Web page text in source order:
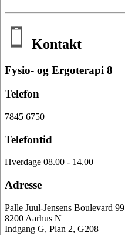
Kontakt
Fysio- og Ergoterapi 8
Telefon
7845 6750
Telefontid
Hverdage 08.00 - 14.00
Adresse
Palle Juul-Jensens Boulevard 99
8200 Aarhus N
Indgang G, Plan 2, G208